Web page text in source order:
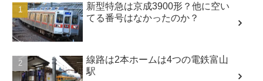
新型特急は京成3900形？他に空い
てる番号はなかったのか？
線路は2本ホームは4つの電鉄富山
駅